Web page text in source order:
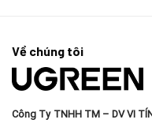
Về chúng tôi
Công Ty TNHH TM – DV VI